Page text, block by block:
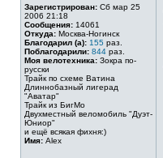
Зарегистрирован: Сб мар 25
2006 21:18
Сообщения: 14061
Откуда: Москва-Ногинск
Благодарил (а): 155 раз.
Поблагодарили: 844 раз.
Моя велотехника: Зокра по-
русски
Трайк по схеме Ватина
Длиннобазный лигерад
"Аватар"
Трайк из БигМо
Двухместный веломобиль "Дуэт-
Юниор"
и ещё всякая фихня:)
Имя: Alex